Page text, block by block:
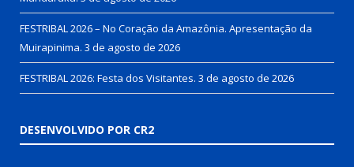
FESTRIBAL 2026 – No Coração da Amazônia. Apresentação da
Muirapinima. 3 de agosto de 2026
FESTRIBAL 2026: Festa dos Visitantes. 3 de agosto de 2026
DESENVOLVIDO POR CR2